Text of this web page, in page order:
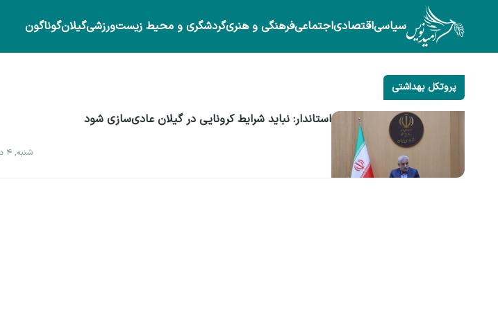
سیاسیاقتصادیاجتماعیفرهنگی و هنریگردشگری و محیط زیستورزشیگیلانگوناگون
پروتکل بهداشتی
استاندار: نباید شرایط کرونایی در گیلان عادی‌سازی شود
شنبه, ۴ دی, ۱۴۰۰